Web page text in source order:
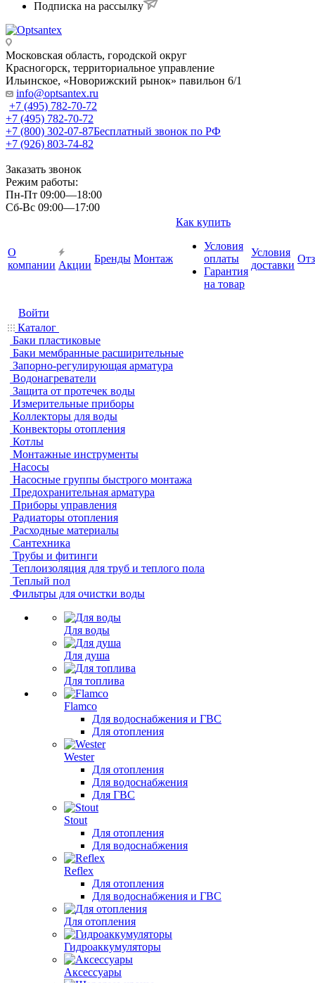
Подписка на рассылку
Московская область, городской округ
Красногорск, территориальное управление
Ильинское, «Новорижский рынок» павильон 6/1
info@optsantex.ru
+7 (495) 782-70-72
+7 (495) 782-70-72
+7 (800) 302-07-87Бесплатный звонок по РФ
+7 (926) 803-74-82
Заказать звонок
Режим работы:
Пн-Пт 09:00—18:00
Сб-Вс 09:00—17:00
О
компании Акции
Бренды Монтаж
Как купить
Условия
оплаты
Гарантия
на товар
Условия
доставки
Войти
Каталог
Баки пластиковые
Баки мембранные расширительные
Запорно-регулирующая арматура
Водонагреватели
Защита от протечек воды
Измерительные приборы
Коллекторы для воды
Конвекторы отопления
Котлы
Монтажные инструменты
Насосы
Насосные группы быстрого монтажа
Предохранительная арматура
Приборы управления
Радиаторы отопления
Расходные материалы
Сантехника
Трубы и фитинги
Теплоизоляция для труб и теплого пола
Теплый пол
Фильтры для очистки воды
Для воды
Для душа
Для топлива
Flamco
Для водоснабжения и ГВС
Для отопления
Wester
Для отопления
Для водоснабжения
Для ГВС
Stout
Для отопления
Для водоснабжения
Reflex
Для отопления
Для водоснабжения и ГВС
Для отопления
Гидроаккумуляторы
Аксессуары